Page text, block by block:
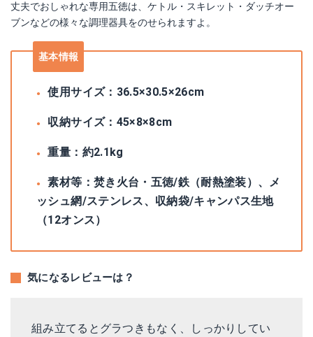
丈夫でおしゃれな専用五徳は、ケトル・スキレット・ダッチオー
ブンなどの様々な調理器具をのせられますよ。
基本情報
使用サイズ：36.5×30.5×26cm
収納サイズ：45×8×8cm
重量：約2.1kg
素材等：焚き火台・五徳/鉄（耐熱塗装）、メ
ッシュ網/ステンレス、収納袋/キャンパス生地
（12オンス）
気になるレビューは？
組み立てるとグラつきもなく、しっかりしてい